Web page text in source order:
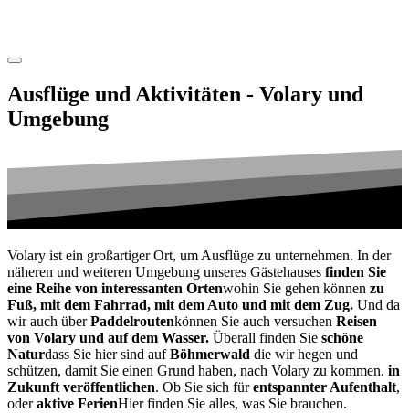
Ausflüge und Aktivitäten - Volary und
Umgebung
Volary ist ein großartiger Ort, um Ausflüge zu unternehmen. In der
näheren und weiteren Umgebung unseres Gästehauses finden Sie
eine Reihe von interessanten Ortenwohin Sie gehen können zu
Fuß, mit dem Fahrrad, mit dem Auto und mit dem Zug. Und da
wir auch überPaddelroutenkönnen Sie auch versuchen Reisen
von Volary und auf dem Wasser. Überall finden Sie schöne
Naturdass Sie hier sind aufBöhmerwald die wir hegen und
schützen, damit Sie einen Grund haben, nach Volary zu kommen. in
Zukunft veröffentlichen. Ob Sie sich fürentspannter Aufenthalt,
oderaktive FerienHier finden Sie alles, was Sie brauchen.